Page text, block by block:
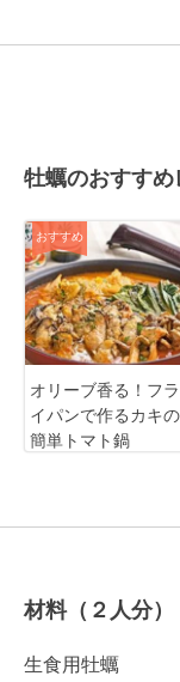
牡蠣のおすすめ
おすすめ
オリーブ香る！フラ
イパンで作るカキの
簡単トマト鍋
材料（２人分）
生食用牡蠣